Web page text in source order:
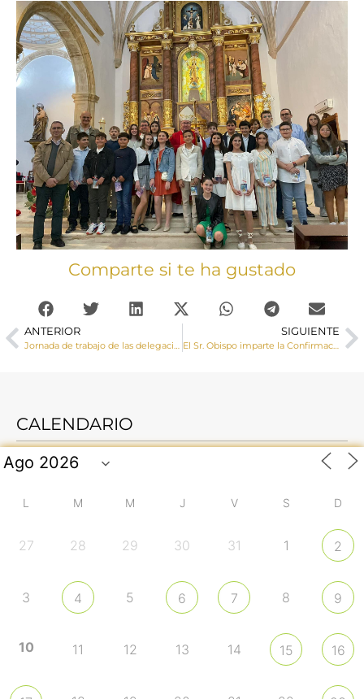
Comparte si te ha gustado
ANTERIOR
Jornada de trabajo de las delegaciones de Apostolado Seglar de la Provincia Eclesiástica
SIGUIENTE
El Sr. Obispo imparte la Confirmación a un grupo de adolescentes de Villar de Olalla
CALENDARIO
L M M J V S D
27 28 29 30 31 1 2
3 4 5 6 7 8 9
10 11 12 13 14 15 16